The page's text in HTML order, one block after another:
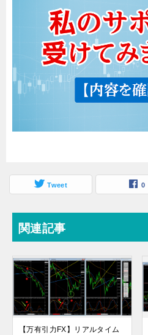
Tweet 0
関連記事
【万有引力FX】リアルタイム